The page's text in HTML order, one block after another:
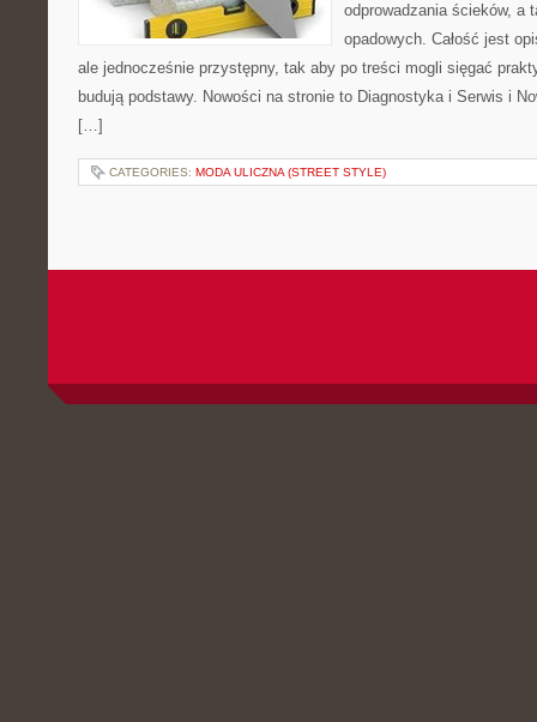
odprowadzania ścieków, a
opadowych. Całość jest
ale jednocześnie przystępny, tak aby po treści mogli sięgać
budują podstawy. Nowości na stronie to Diagnostyka i Serwis i
[…]
CATEGORIES: MODA ULICZNA (STREET STYLE)